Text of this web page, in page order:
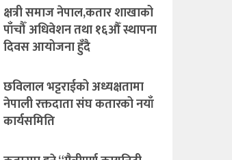
क्षत्री समाज नेपाल,कतार शाखाको
पाँचौँ अधिवेशन तथा १६औँ स्थापना
दिवस आयोजना हुँदै
छविलाल भट्टराईको अध्यक्षतामा
नेपाली रक्तदाता संघ कतारको नयाँ
कार्यसमिति